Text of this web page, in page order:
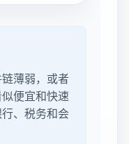
薄弱，或者
便宜和快速
、税务和会